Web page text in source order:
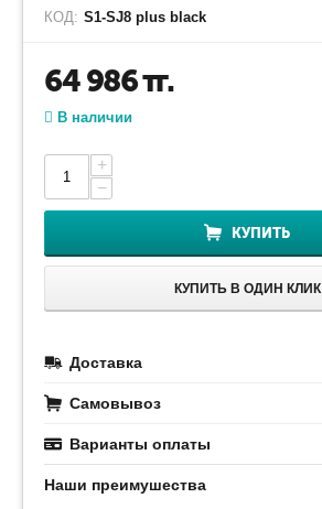
КОД: S1-SJ8 plus black
64 986тг.
В наличии
+
−
КУПИТЬ
КУПИТЬ В ОДИН КЛИК
Доставка
Самовывоз
Варианты оплаты
Наши преимушества